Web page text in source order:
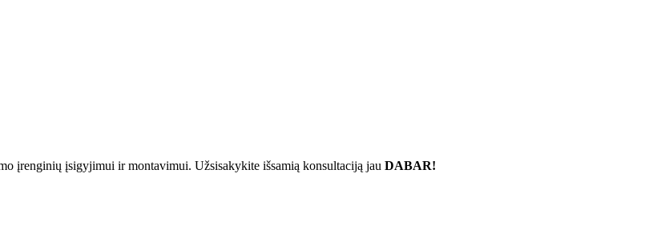
įrenginių įsigyjimui ir montavimui. Užsisakykite išsamią konsultaciją jau DABAR!